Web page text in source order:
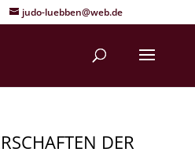
judo-luebben@web.de
DER